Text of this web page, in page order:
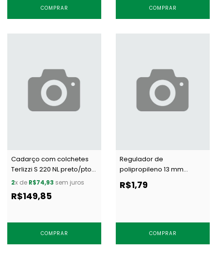
COMPRAR COMPRAR
Cadarço com colchetes
Terlizzi S 220 NL preto/pto
c/ 20 m
2x de R$74,93 sem juros
R$149,85
COMPRAR
Regulador de
polipropileno 13 mm
Terlizzi 1135 branco c/ 100
un
R$1,79
COMPRAR